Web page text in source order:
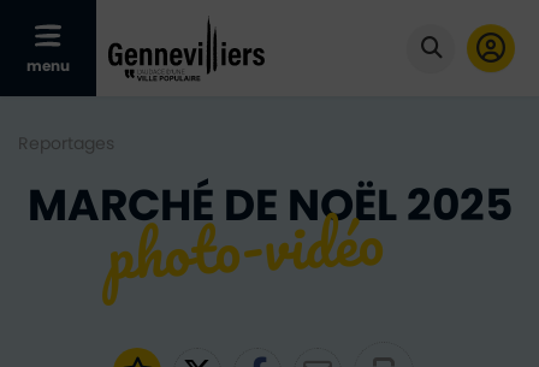
Afficher le menu mobile
menu Cliquer
Reportages
MARCHÉ DE NOËL 2025